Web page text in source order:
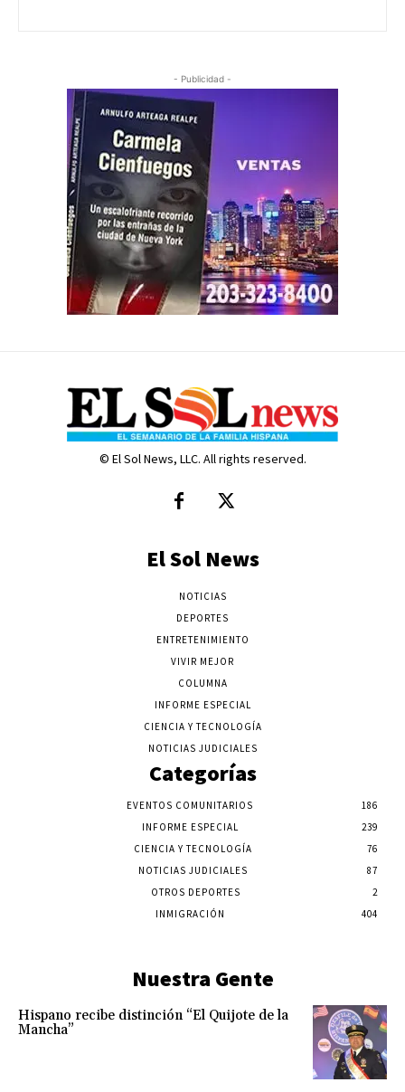
- Publicidad -
© El Sol News, LLC. All rights reserved.
El Sol News
NOTICIAS
DEPORTES
ENTRETENIMIENTO
VIVIR MEJOR
COLUMNA
INFORME ESPECIAL
CIENCIA Y TECNOLOGÍA
NOTICIAS JUDICIALES
Categorías
EVENTOS COMUNITARIOS
186
INFORME ESPECIAL
239
CIENCIA Y TECNOLOGÍA
76
NOTICIAS JUDICIALES
87
OTROS DEPORTES
2
INMIGRACIÓN
404
Nuestra Gente
Hispano recibe distinción “El Quijote de la
Mancha”